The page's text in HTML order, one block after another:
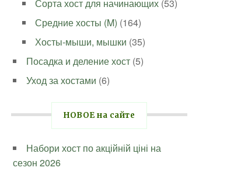
Сорта хост для начинающих (53)
Средние хосты (M) (164)
Хосты-мыши, мышки (35)
Посадка и деление хост (5)
Уход за хостами (6)
НОВОЕ на сайте
Набори хост по акційній ціні на
сезон 2026